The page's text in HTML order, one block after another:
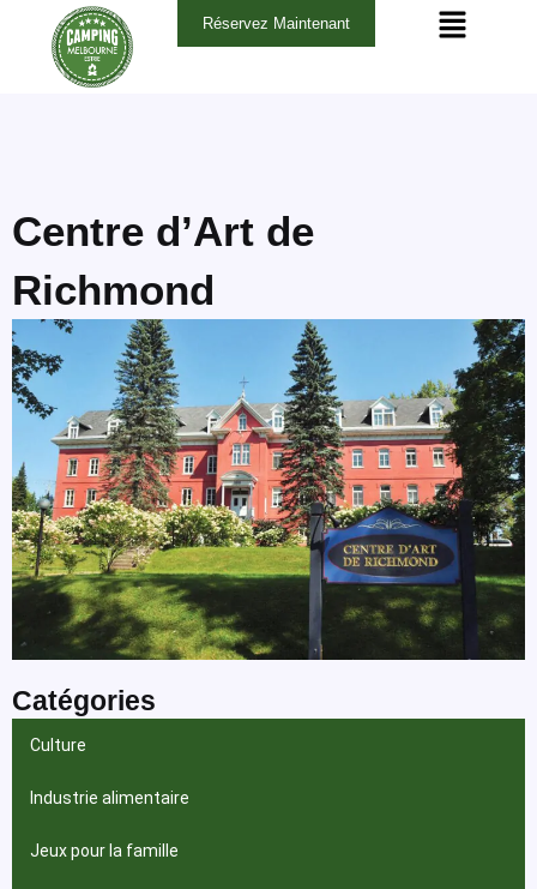
contenu
Réservez Maintenant
Centre d’Art de
Richmond
Catégories
Culture
Industrie alimentaire
Jeux pour la famille
Navigation
articles